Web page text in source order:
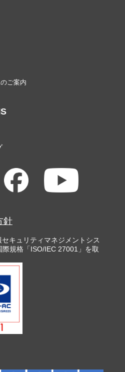
ご案内
針
キュリティマネジメントシス
規格「ISO/IEC 27001」を取